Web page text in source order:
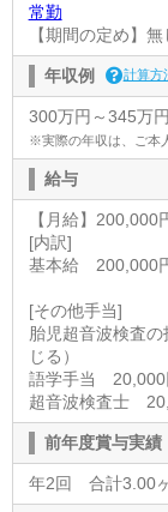
常勤
【期間の定め】無
年収例 計算方
300万円～345万円
※実際の年収は、ご本
給与
【月給】200,000
[内訳]
基本給 200,000
[その他手当]
胎児超音波検査
じる）
語学手当 20,000
超音波検査士
前年度賞与実績
年2回 合計3.00ヶ